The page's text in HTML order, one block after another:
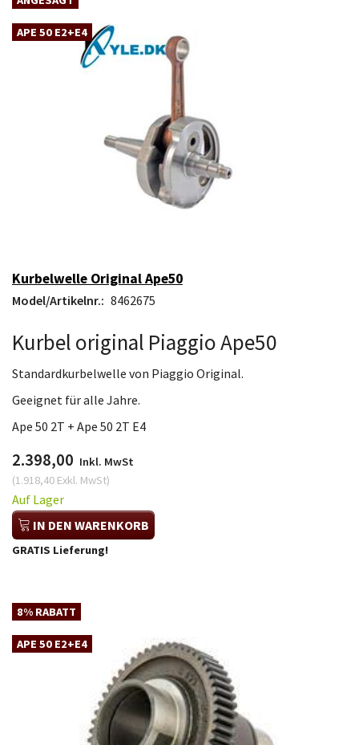
APE 50 E2+E4
Kurbelwelle Original Ape50
Model/Artikelnr.: 8462675
Kurbel original Piaggio Ape50
Standardkurbelwelle von Piaggio Original.
Geeignet für alle Jahre.
Ape 50 2T + Ape 50 2T E4
2.398,00 Inkl. MwSt
(1.918,40 Exkl. MwSt)
Auf Lager
IN DEN WARENKORB
GRATIS Lieferung!
8% RABATT
APE 50 E2+E4